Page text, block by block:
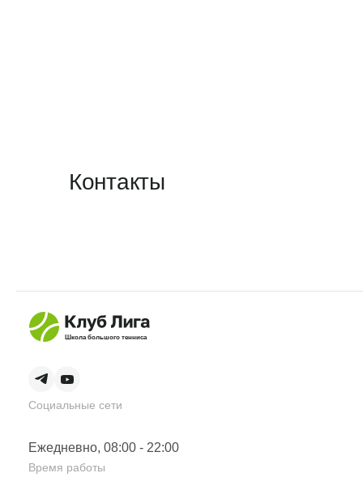
Контакты
Школа большого тенниса
Социальные сети
Ежедневно, 08:00 - 22:00
Время работы